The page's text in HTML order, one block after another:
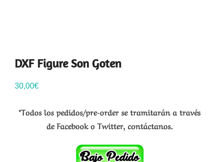
DXF Figure Son Goten
30,00€
*Todos los pedidos/pre-order se tramitarán a través
de Facebook o Twitter, contáctanos.